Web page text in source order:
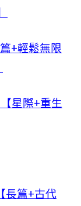
+輕鬆無限
星際+重生
長篇+古代